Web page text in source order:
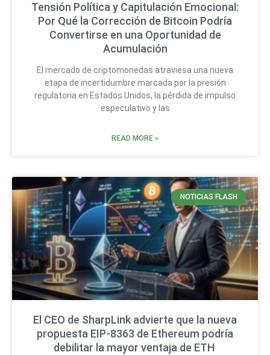
Tensión Política y Capitulación Emocional:
Por Qué la Corrección de Bitcoin Podría
Convertirse en una Oportunidad de
Acumulación
El mercado de criptomonedas atraviesa una nueva
etapa de incertidumbre marcada por la presión
regulatoria en Estados Unidos, la pérdida de impulso
especulativo y las
READ MORE »
NOTICIAS FLASH
El CEO de SharpLink advierte que la nueva
propuesta EIP-8363 de Ethereum podría
debilitar la mayor ventaja de ETH